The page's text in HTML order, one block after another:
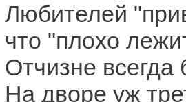
Любителей
что "плохо
Отчизне всегда
На дворе уж